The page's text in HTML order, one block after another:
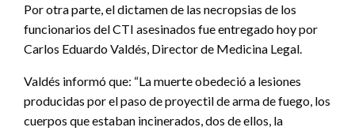
Por otra parte, el dictamen de las necropsias de los
funcionarios del CTI asesinados fue entregado hoy por
Carlos Eduardo Valdés, Director de Medicina Legal.
Valdés informó que: “La muerte obedeció a lesiones
producidas por el paso de proyectil de arma de fuego, los
cuerpos que estaban incinerados, dos de ellos, la